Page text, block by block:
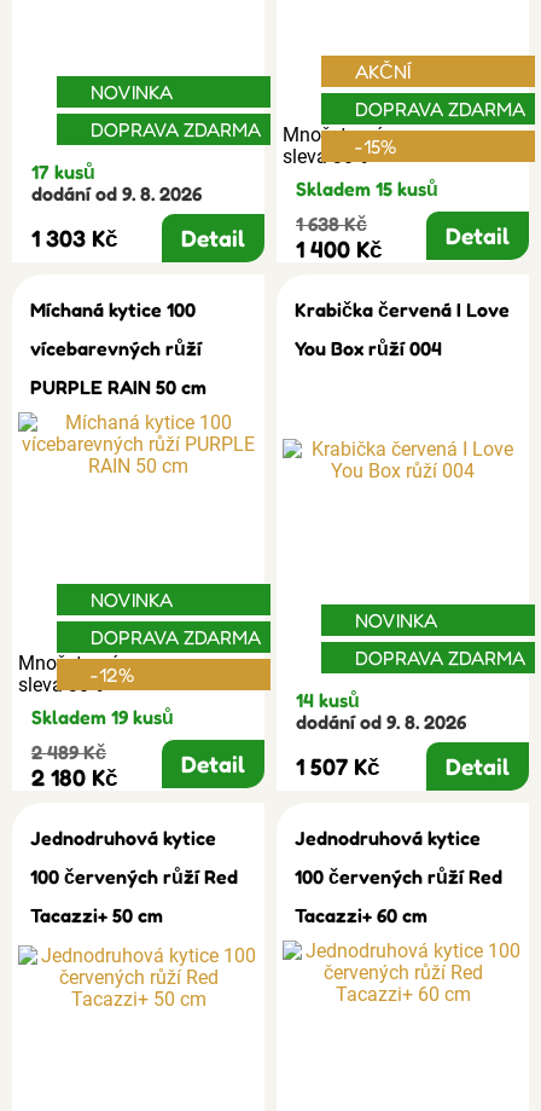
NOVINKA
DOPRAVA ZDARMA
17 kusů
dodání od 9. 8. 2026
1 303 Kč Detail
Množstevní
sleva 30%
AKČNÍ
DOPRAVA ZDARMA
-15%
Skladem 15 kusů
1 638 Kč
1 400 Kč Detail
Míchaná kytice 100
vícebarevných růží
PURPLE RAIN 50 cm
Množstevní
sleva 30%
NOVINKA
DOPRAVA ZDARMA
-12%
Skladem 19 kusů
2 489 Kč
2 180 Kč Detail
Krabička červená I Love
You Box růží 004
NOVINKA
DOPRAVA ZDARMA
14 kusů
dodání od 9. 8. 2026
1 507 Kč Detail
Jednodruhová kytice
100 červených růží Red
Tacazzi+ 50 cm
Jednodruhová kytice
100 červených růží Red
Tacazzi+ 60 cm